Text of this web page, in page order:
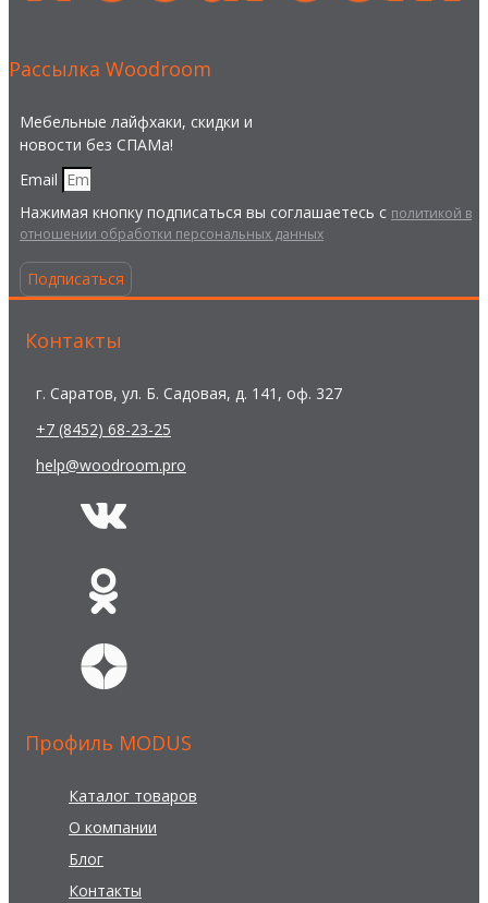
Рассылка Woodroom
Мебельные лайфхаки, скидки и
новости без СПАМа!
Email
Нажимая кнопку подписаться вы соглашаетесь с политикой в
отношении обработки персональных данных
Подписаться
Контакты
г. Саратов, ул. Б. Садовая, д. 141, оф. 327
+7 (8452) 68-23-25
help@woodroom.pro
Профиль MODUS
Каталог товаров
О компании
Блог
Контакты